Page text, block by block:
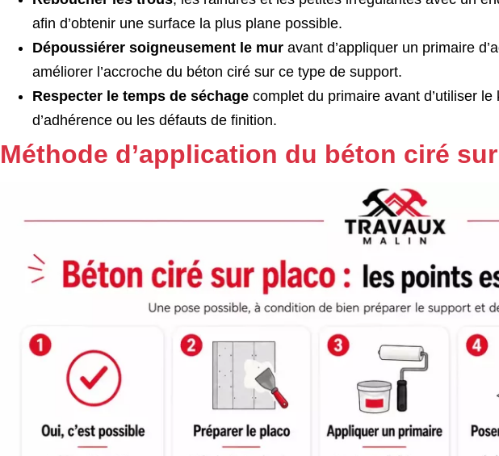
afin d’obtenir une surface la plus plane possible.
Dépoussiérer soigneusement le mur avant d’appliquer un primaire
améliorer l’accroche du béton ciré sur ce type de support.
Respecter le temps de séchage complet du primaire avant d’utiliser
d’adhérence ou les défauts de finition.
Méthode d’application du béton ciré